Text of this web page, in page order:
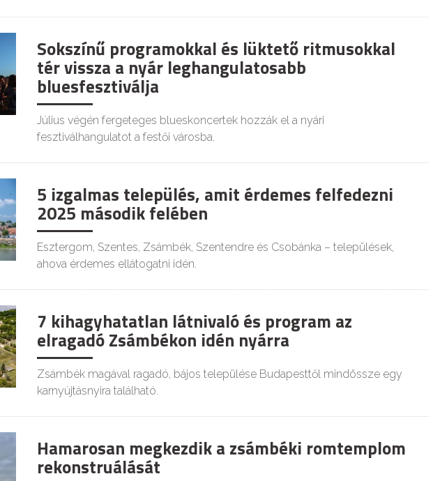
Sokszínű programokkal és lüktető ritmusokkal
tér vissza a nyár leghangulatosabb
bluesfesztiválja
Július végén fergeteges blueskoncertek hozzák el a nyári
fesztiválhangulatot a festői városba.
5 izgalmas település, amit érdemes felfedezni
2025 második felében
Esztergom, Szentes, Zsámbék, Szentendre és Csobánka – települések,
ahova érdemes ellátogatni idén.
7 kihagyhatatlan látnivaló és program az
elragadó Zsámbékon idén nyárra
Zsámbék magával ragadó, bájos települése Budapesttől mindössze egy
karnyújtásnyira található.
Hamarosan megkezdik a zsámbéki romtemplom
rekonstruálását